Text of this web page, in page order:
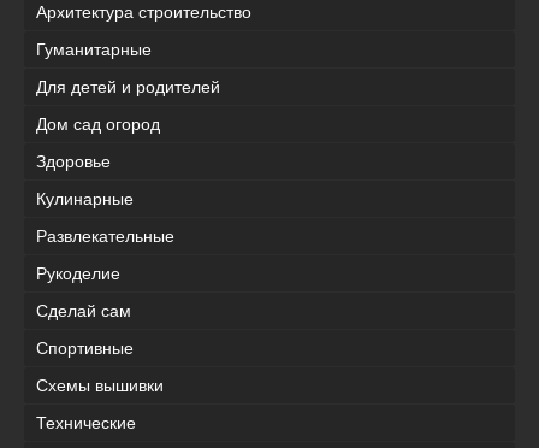
Архитектура строительство
Гуманитарные
Для детей и родителей
Дом сад огород
Здоровье
Кулинарные
Развлекательные
Рукоделие
Сделай сам
Спортивные
Схемы вышивки
Технические